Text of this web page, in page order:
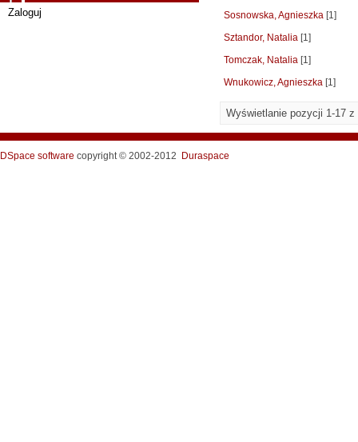
Sosnowska, Agnieszka [1]
Sztandor, Natalia [1]
Tomczak, Natalia [1]
Wnukowicz, Agnieszka [1]
Wyświetlanie pozycji 1-17 z
Zaloguj
DSpace software copyright © 2002-2012 Duraspace